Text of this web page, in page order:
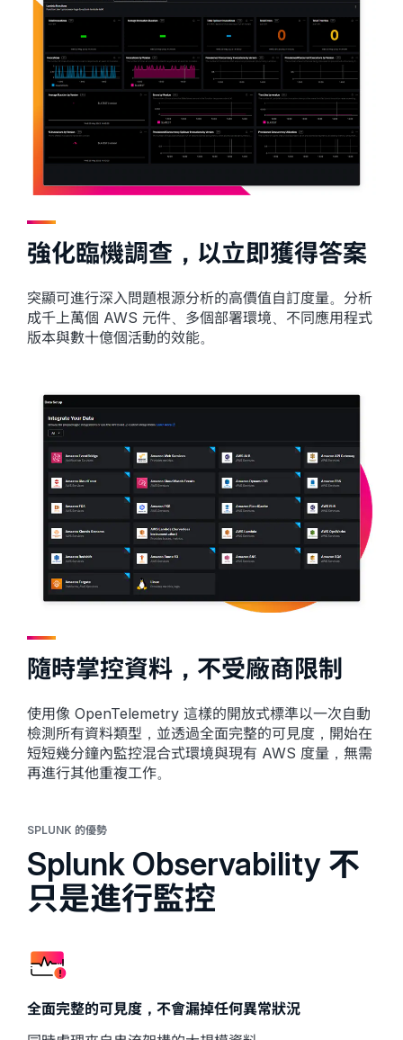
強化臨機調查，以立即獲得答案
突顯可進行深入問題根源分析的高價值自訂度量。分析
成千上萬個 AWS 元件、多個部署環境、不同應用程式
版本與數十億個活動的效能。
隨時掌控資料，不受廠商限制
使用像 OpenTelemetry 這樣的開放式標準以一次自動
檢測所有資料類型，並透過全面完整的可見度，開始在
短短幾分鐘內監控混合式環境與現有 AWS 度量，無需
再進行其他重複工作。
SPLUNK 的優勢
Splunk Observability 不
只是進行監控
全面完整的可見度，不會漏掉任何異常狀況